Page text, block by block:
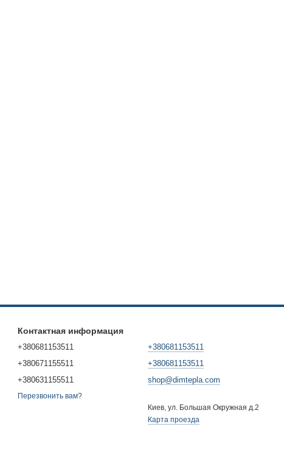
Контактная информация
+380681153511
+380671155511
+380631155511
Перезвонить вам?
+380681153511
+380681153511
shop@dimtepla.com
Киев, ул. Большая Окружная д.2
Карта проезда